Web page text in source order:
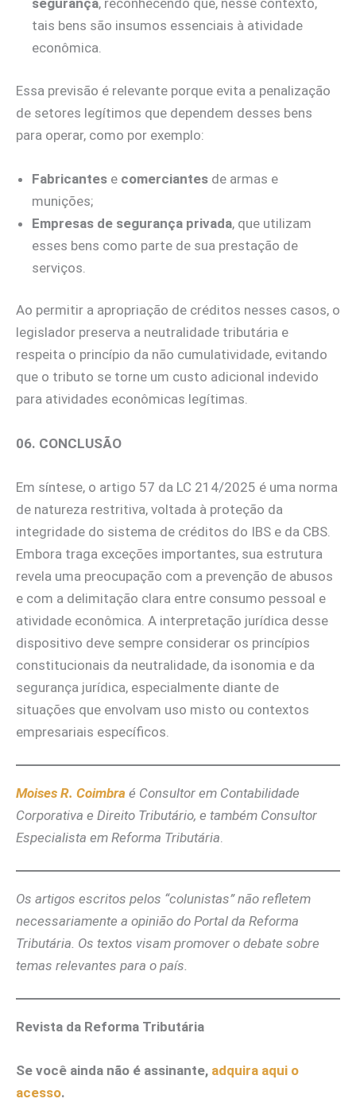
segurança, reconhecendo que, nesse contexto,
tais bens são insumos essenciais à atividade
econômica.
Essa previsão é relevante porque evita a penalização
de setores legítimos que dependem desses bens
para operar, como por exemplo:
Fabricantes e comerciantes de armas e
munições;
Empresas de segurança privada, que utilizam
esses bens como parte de sua prestação de
serviços.
Ao permitir a apropriação de créditos nesses casos, o
legislador preserva a neutralidade tributária e
respeita o princípio da não cumulatividade, evitando
que o tributo se torne um custo adicional indevido
para atividades econômicas legítimas.
06. CONCLUSÃO
Em síntese, o artigo 57 da LC 214/2025 é uma norma
de natureza restritiva, voltada à proteção da
integridade do sistema de créditos do IBS e da CBS.
Embora traga exceções importantes, sua estrutura
revela uma preocupação com a prevenção de abusos
e com a delimitação clara entre consumo pessoal e
atividade econômica. A interpretação jurídica desse
dispositivo deve sempre considerar os princípios
constitucionais da neutralidade, da isonomia e da
segurança jurídica, especialmente diante de
situações que envolvam uso misto ou contextos
empresariais específicos.
Moises R. Coimbra é Consultor em Contabilidade
Corporativa e Direito Tributário, e também Consultor
Especialista em Reforma Tributária
Os artigos escritos pelos “colunistas” não refletem
necessariamente a opinião do Portal da Reforma
Tributária. Os textos visam promover o debate sobre
temas relevantes para o país.
Revista da Reforma Tributária
Se você ainda não é assinante, adquira aqui o
acesso.